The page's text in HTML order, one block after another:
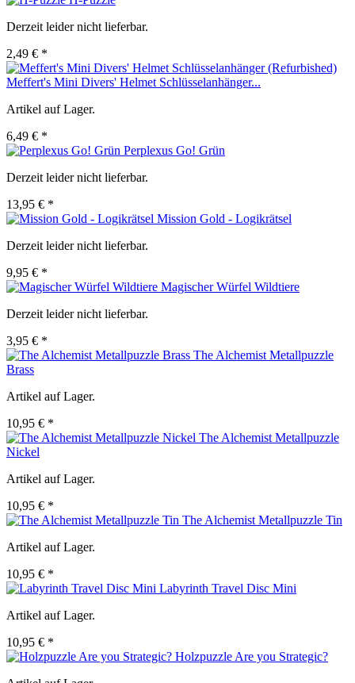
Derzeit leider nicht lieferbar.
2,49 € *
Meffert's Mini Divers' Helmet Schlüsselanhänger...
Artikel auf Lager.
6,49 € *
Perplexus Go! Grün
Derzeit leider nicht lieferbar.
13,95 € *
Mission Gold - Logikrätsel
Derzeit leider nicht lieferbar.
9,95 € *
Magischer Würfel Wildtiere
Derzeit leider nicht lieferbar.
3,95 € *
The Alchemist Metallpuzzle
Brass
Artikel auf Lager.
10,95 € *
The Alchemist Metallpuzzle
Nickel
Artikel auf Lager.
10,95 € *
The Alchemist Metallpuzzle Tin
Artikel auf Lager.
10,95 € *
Labyrinth Travel Disc Mini
Artikel auf Lager.
10,95 € *
Holzpuzzle Are you Strategic?